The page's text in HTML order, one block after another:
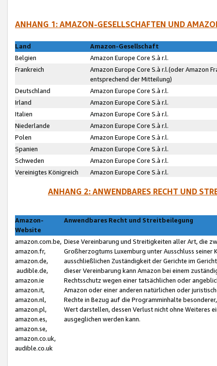
ANHANG 1: AMAZON-GESELLSCHAFTEN UND
Land
Amazon-Gesellschaft
Belgien
Amazon Europe Core S.à r.l.
Frankreich
Amazon Europe Core S.à r.l.(oder Amazon
entsprechend der Mitteilung)
Deutschland
Amazon Europe Core S.à r.l.
Irland
Amazon Europe Core S.à r.l.
Italien
Amazon Europe Core S.à r.l.
Niederlande
Amazon Europe Core S.à r.l.
Polen
Amazon Europe Core S.à r.l.
Spanien
Amazon Europe Core S.à r.l.
Schweden
Amazon Europe Core S.à r.l.
Vereinigtes Königreich
Amazon Europe Core S.à r.l.
ANHANG 2: ANWENDBARES RECHT UND
Amazon-
Website
Anwendbares Recht und Streitbeilegung
amazon.com.be,
amazon.fr,
amazon.de,
audible.de,
amazon.ie
amazon.it,
amazon.nl,
amazon.pl,
amazon.es,
amazon.se,
amazon.co.uk,
audible.co.uk
Diese Vereinbarung und Streitigkeiten aller Art, die
Großherzogtums Luxemburg unter Ausschluss
ausschließlichen Zuständigkeit der Gerichte im
dieser Vereinbarung kann Amazon bei einem
Rechtsschutz wegen einer tatsächlichen oder
Amazon oder einer anderen natürlichen oder
Rechte in Bezug auf die Programminhalte
Wert darstellen, dessen Verlust nicht ohne Weiteres
ausgeglichen werden kann.